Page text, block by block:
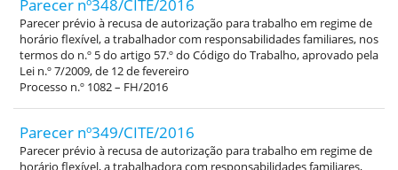
Parecer nº348/CITE/2016
Parecer prévio à recusa de autorização para trabalho em regime de
horário flexível, a trabalhador com responsabilidades familiares, nos
termos do n.º 5 do artigo 57.º do Código do Trabalho, aprovado pela
Lei n.º 7/2009, de 12 de fevereiro
Processo n.º 1082 – FH/2016
Parecer nº349/CITE/2016
Parecer prévio à recusa de autorização para trabalho em regime de
horário flexível, a trabalhadora com responsabilidades familiares,